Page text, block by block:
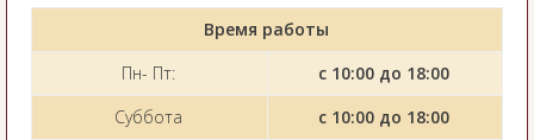
Время работы
Пн- Пт:
с 10:00 до 18:00
Суббота
с 10:00 до 18:00